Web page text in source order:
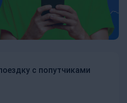
с попутчиками